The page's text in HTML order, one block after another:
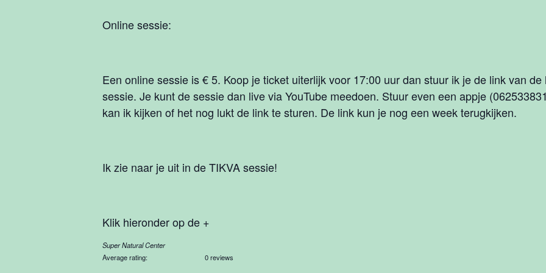
Online sessie:
Een online sessie is € 5. Koop je ticket uiterlijk voor 17:00 uur dan stuur ik je de link van
sessie. Je kunt de sessie dan live via YouTube meedoen. Stuur even een appje
kan ik kijken of het nog lukt de link te sturen. De link kun je nog een week terugkijken.
Ik zie naar je uit in de TIKVA sessie!
Klik hieronder op de +
Super Natural Center
Average rating:
0 reviews